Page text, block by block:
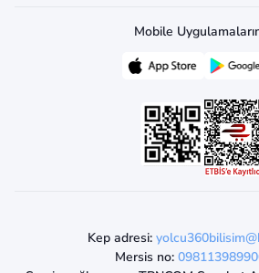
Mobile
Kep adresi:
Mersis no: